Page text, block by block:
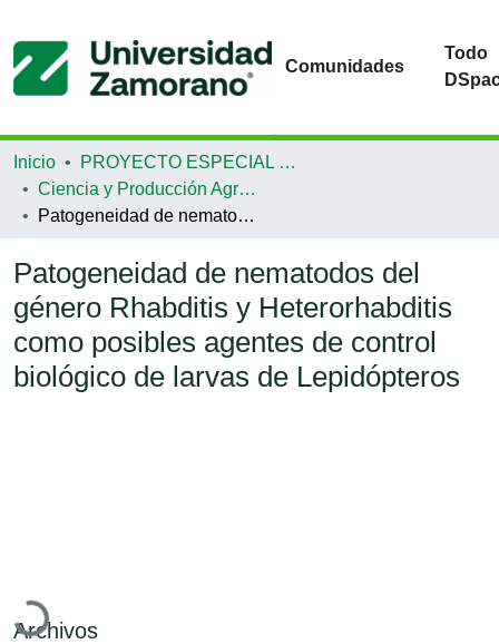
Comunidades
Todo
Inicio
PROYECTO ESPECIAL DE GRADUACIÓN
Ciencia y Producción Agropecuaria
Patogeneidad de nematodos del género Rhabditis y Heterorhabditis como posibles agentes de control biológico de larvas de Lepidópteros
Patogeneidad de nematodos del
género Rhabditis y Heterorhabditis
como posibles agentes de control
biológico de larvas de Lepidópteros
Cargando...
Archivos